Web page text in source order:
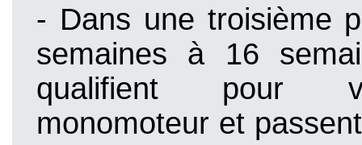
- Dans une troisième
semaines à 16
qualifient pour
monomoteur et